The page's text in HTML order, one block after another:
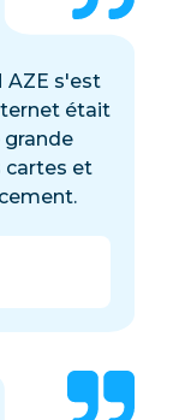
AZE s'est
était
cartes et